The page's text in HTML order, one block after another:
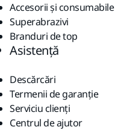
Accesorii și consumabile
Superabrazivi
Branduri de top
Asistență
Descărcări
Termenii de garanție
Serviciu clienți
Centrul de ajutor